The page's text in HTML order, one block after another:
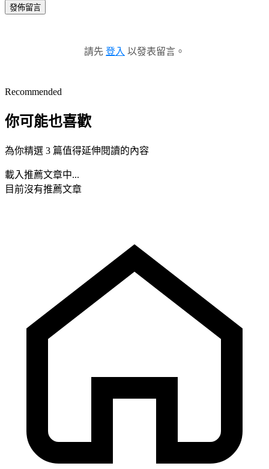
發佈留言
請先 登入 以發表留言。
Recommended
你可能也喜歡
為你精選 3 篇值得延伸閱讀的內容
載入推薦文章中...
目前沒有推薦文章